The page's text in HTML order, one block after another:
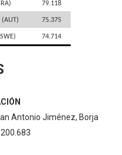
79.118
75.375
74.714
Antonio Jiménez, Borja